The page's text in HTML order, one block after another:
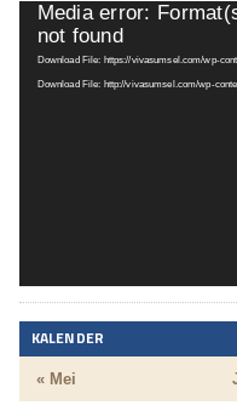
Pemutar
Video
Media error:
not found
Download File: https://vivasumsel.com/wp-
Download File: http://vivasumsel.com/wp-
KALENDER
« Mei